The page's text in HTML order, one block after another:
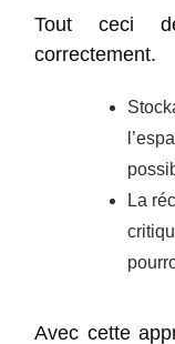
Tout ceci
correctement.
La
Avec cette